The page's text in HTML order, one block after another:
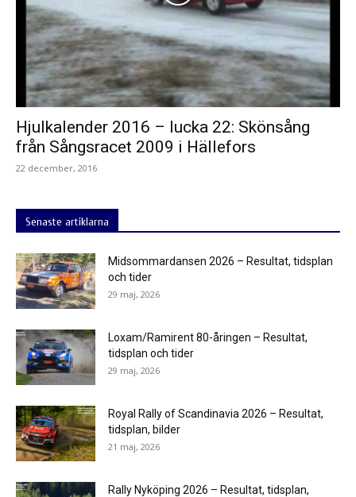
Hjulkalender 2016 – lucka 22: Skönsång
från Sångsracet 2009 i Hällefors
22 december, 2016
Senaste artiklarna
Midsommardansen 2026 – Resultat, tidsplan
och tider
29 maj, 2026
Loxam/Ramirent 80-åringen – Resultat,
tidsplan och tider
29 maj, 2026
Royal Rally of Scandinavia 2026 – Resultat,
tidsplan, bilder
21 maj, 2026
Rally Nyköping 2026 – Resultat, tidsplan,